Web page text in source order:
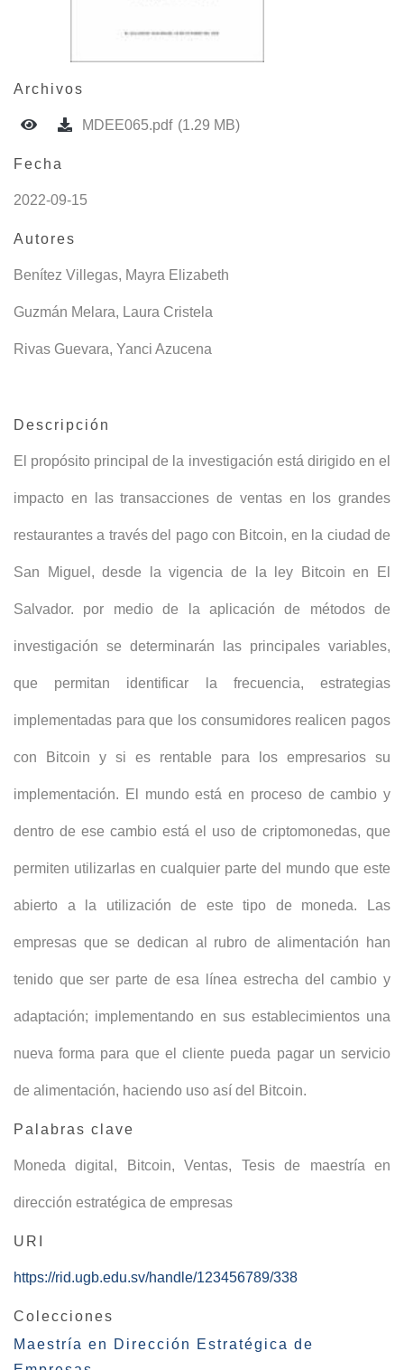
Archivos
MDEE065.pdf (1.29 MB)
Fecha
2022-09-15
Autores
Benítez Villegas, Mayra Elizabeth
Guzmán Melara, Laura Cristela
Rivas Guevara, Yanci Azucena
Descripción
El propósito principal de la investigación está dirigido en el
impacto en las transacciones de ventas en los grandes
restaurantes a través del pago con Bitcoin, en la ciudad de
San Miguel, desde la vigencia de la ley Bitcoin en El
Salvador. por medio de la aplicación de métodos de
investigación se determinarán las principales variables,
que permitan identificar la frecuencia, estrategias
implementadas para que los consumidores realicen pagos
con Bitcoin y si es rentable para los empresarios su
implementación. El mundo está en proceso de cambio y
dentro de ese cambio está el uso de criptomonedas, que
permiten utilizarlas en cualquier parte del mundo que este
abierto a la utilización de este tipo de moneda. Las
empresas que se dedican al rubro de alimentación han
tenido que ser parte de esa línea estrecha del cambio y
adaptación; implementando en sus establecimientos una
nueva forma para que el cliente pueda pagar un servicio
de alimentación, haciendo uso así del Bitcoin.
Palabras clave
Moneda digital , Bitcoin, Ventas, Tesis de maestría en
dirección estratégica de empresas
URI
https://rid.ugb.edu.sv/handle/123456789/338
Colecciones
Maestría en Dirección Estratégica de